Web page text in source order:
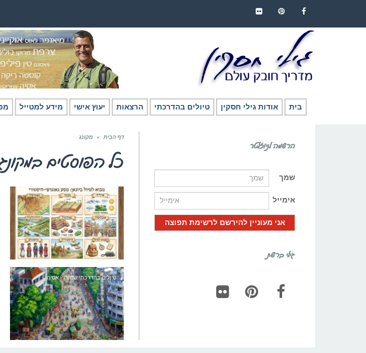
בית אודות גילי חסקין טיולים בהדרכתי הרצאות יעוץ אישי מידע למטייל
דף הבית » מקונג
כל הפוסטים ב
חומר רקע - אסיה
טיולים בהדרכתי שחזרו - אסיה
הרשמה לניוזלטר
שמך
אימייל
גילי ברשת